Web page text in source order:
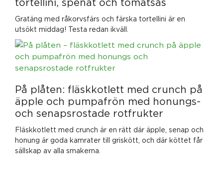
Gratäng med råkorvsfärs och färska tortellini är en
utsökt middag! Testa redan ikväll.
På plåten: fläskkotlett med crunch på
äpple och pumpafrön med honungs-
och senapsrostade rotfrukter
Fläskkotlett med crunch är en rätt där äpple, senap och
honung är goda kamrater till griskött, och där köttet får
sällskap av alla smakerna.